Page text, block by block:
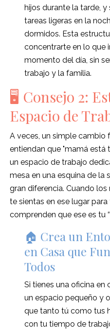
hijos durante la tarde,
tareas ligeras en la
dormidos. Esta
concentrarte en lo que
momento del día, sin
trabajo y la familia.
🖥️ Consejo 2:
Espacio de
A veces, un simple cambio
entiendan que "mamá está
un espacio de trabajo
mesa en una esquina de la
gran diferencia. Cuando
te sientas en ese lugar
comprenden que ese es tu
🏠 Crea un
en Casa que
Todos
Si tienes una oficina en
un espacio pequeño y
que tanto tú como tus
con tu tiempo de